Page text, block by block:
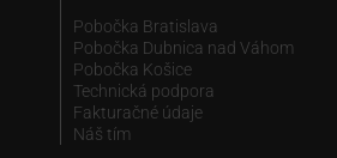
Pobočka Bratislava
Pobočka Dubnica nad Váhom
Pobočka Košice
Technická podpora
Fakturačné údaje
Náš tím